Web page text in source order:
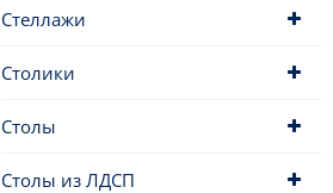
Стеллажи
Столики
Столы
Столы из ЛДСП